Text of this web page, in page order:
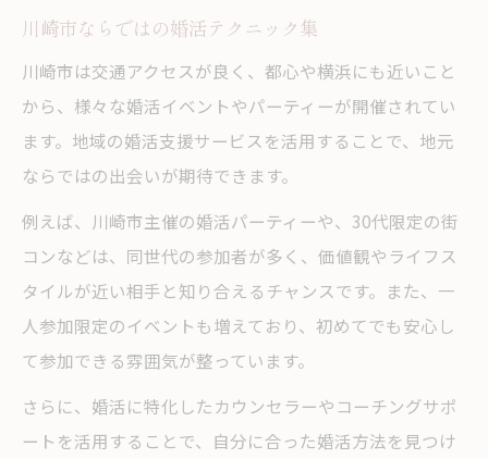
川崎市ならではの婚活テクニック集
川崎市は交通アクセスが良く、都心や横浜にも近いこと
から、様々な婚活イベントやパーティーが開催されてい
ます。地域の婚活支援サービスを活用することで、地元
ならではの出会いが期待できます。
例えば、川崎市主催の婚活パーティーや、30代限定の街
コンなどは、同世代の参加者が多く、価値観やライフス
タイルが近い相手と知り合えるチャンスです。また、一
人参加限定のイベントも増えており、初めてでも安心し
て参加できる雰囲気が整っています。
さらに、婚活に特化したカウンセラーやコーチングサポ
ートを活用することで、自分に合った婚活方法を見つけ